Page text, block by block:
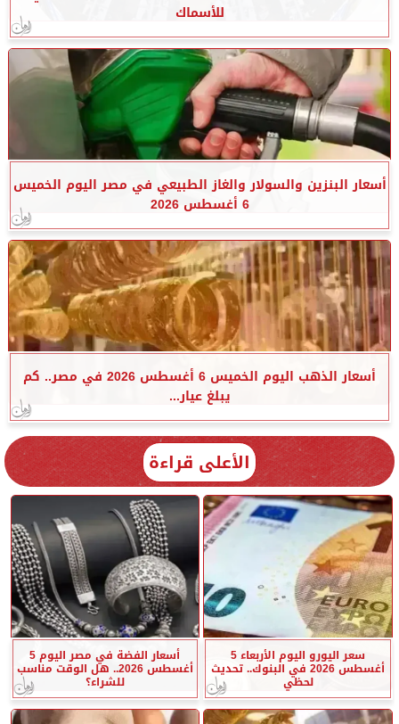
للأسماك
أسعار البنزين والسولار والغاز الطبيعي في مصر اليوم الخميس
6 أغسطس 2026
أسعار الذهب اليوم الخميس 6 أغسطس 2026 في مصر.. كم
يبلغ عيار...
الأعلى قراءة
سعر اليورو اليوم الأربعاء 5
أغسطس 2026 في البنوك.. تحديث
لحظي
أسعار الفضة في مصر اليوم 5
أغسطس 2026.. هل الوقت مناسب
للشراء؟